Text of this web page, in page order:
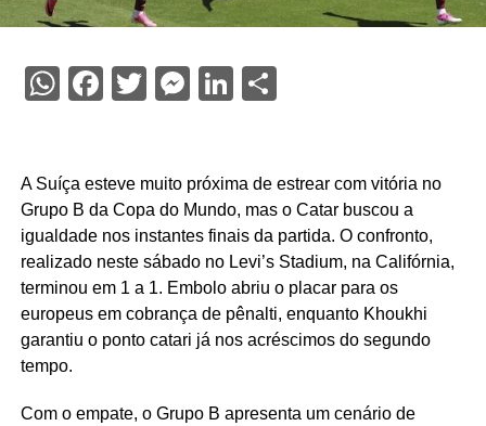
WhatsApp
Facebook
Twitter
Messenger
LinkedIn
Share
A Suíça esteve muito próxima de estrear com vitória no
Grupo B da Copa do Mundo, mas o Catar buscou a
igualdade nos instantes finais da partida. O confronto,
realizado neste sábado no Levi’s Stadium, na Califórnia,
terminou em 1 a 1. Embolo abriu o placar para os
europeus em cobrança de pênalti, enquanto Khoukhi
garantiu o ponto catari já nos acréscimos do segundo
tempo.
Com o empate, o Grupo B apresenta um cenário de